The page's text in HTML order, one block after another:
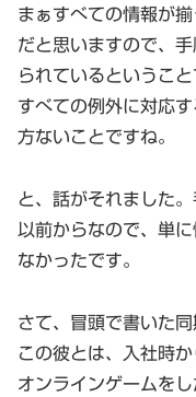
まぁすべての情報が
だと思いますので、
られているということ
すべての例外に対応
方ないことですね。
と、話がそれました
以前からなので、単
なかったです。
さて、冒頭で書いた同
この彼とは、入社時
オンラインゲームをし